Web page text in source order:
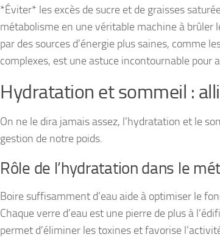
*Éviter* les excès de sucre et de graisses
métabolisme en une véritable machine à brûler
par des sources d’énergie plus saines, comme
complexes, est une astuce incontournable pour
Hydratation et sommeil :
On ne le dira jamais assez, l’hydratation et le
gestion de notre poids.
Rôle de l’hydratation dans le
Boire suffisamment d’eau aide à optimiser le
Chaque verre d’eau est une pierre de plus à
permet d’éliminer les toxines et favorise